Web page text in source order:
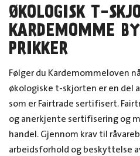
ØKOLOGISK T-
KARDEMOMME
PRIKKER
Følger du Kardemommeloven
økologiske t-skjorten er en del
som er Fairtrade sertifisert.
og anerkjente sertifisering og
handel. Gjennom krav til
arbeidsforhold og beskyttelse